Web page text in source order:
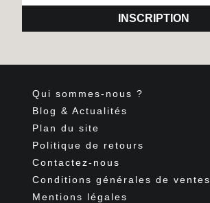
INSCRIPTION
Qui sommes-nous ?
Blog & Actualités
Plan du site
Politique de retours
Contactez-nous
Conditions générales de ventes
Mentions légales